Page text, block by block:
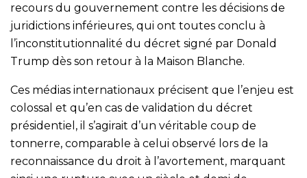
recours du gouvernement contre les décisions de
juridictions inférieures, qui ont toutes conclu à
l’inconstitutionnalité du décret signé par Donald
Trump dès son retour à la Maison Blanche.
Ces médias internationaux précisent que l’enjeu est
colossal et qu’en cas de validation du décret
présidentiel, il s’agirait d’un véritable coup de
tonnerre, comparable à celui observé lors de la
reconnaissance du droit à l’avortement, marquant